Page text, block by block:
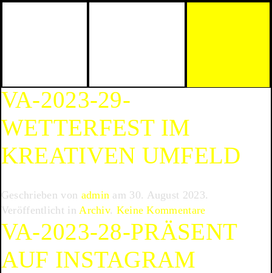
VA-2023-29-
WETTERFEST IM
KREATIVEN UMFELD
Geschrieben von admin am 30. August 2023.
Veröffentlicht in Archiv. Keine Kommentarezu
VA-
2023-
VA-2023-28-PRÄSENT
AUF INSTAGRAM